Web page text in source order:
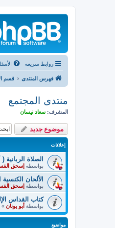
روابط سريعة
فهرس المنتدى قسم
منتدى المجتمع
المشرف: سعاد نيسان
موضوع جديد
إعلانات
الصلاة
بواسطة إسحق
الألحان
بواسطة إسحق
كتاب القداس
بواسطة أبو يونان »
مواضيع